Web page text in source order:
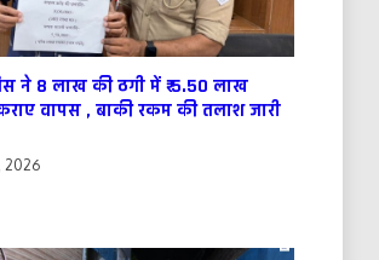
ने 8 लाख की ठगी में ₹ 5.50 लाख
वापस , बाकी रकम की तलाश जारी
2026